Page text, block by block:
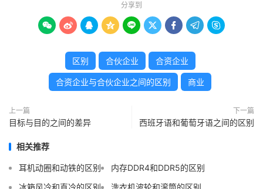
分享到
        
区别 合伙企业 合资企业
合资企业与合伙企业之间的区别 商业
上一篇
目标与目的之​​间的差异
下一篇
西班牙语和葡萄牙语之间的区别
相关推荐
耳机动圈和动铁的区别
内存DDR4和DDR5的区别
冰箱风冷和直冷的区别
洗衣机波轮和滚筒的区别